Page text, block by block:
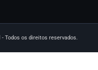
Todos os direitos reservados.